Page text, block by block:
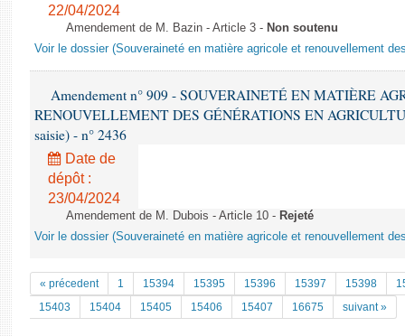
22/04/2024
Amendement de M. Bazin - Article 3 - Non soutenu
Voir le dossier (Souveraineté en matière agricole et renouvellement
Amendement n° 909 - SOUVERAINETÉ EN MATIÈRE
RENOUVELLEMENT DES GÉNÉRATIONS EN
saisie) - n° 2436
Date de
dépôt :
23/04/2024
Amendement de M. Dubois - Article 10 - Rejeté
Voir le dossier (Souveraineté en matière agricole et renouvellement
« précedent 1 15394 15395 15396 15397 15398
15403
15404 15405 15406 15407 16675 suivant »